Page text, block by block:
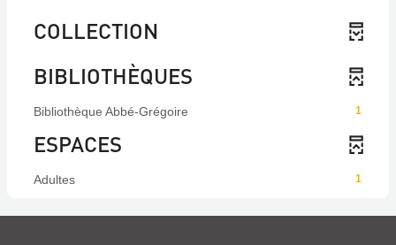
COLLECTION
BIBLIOTHÈQUES
1
Bibliothèque Abbé-Grégoire
ESPACES
1
Adultes